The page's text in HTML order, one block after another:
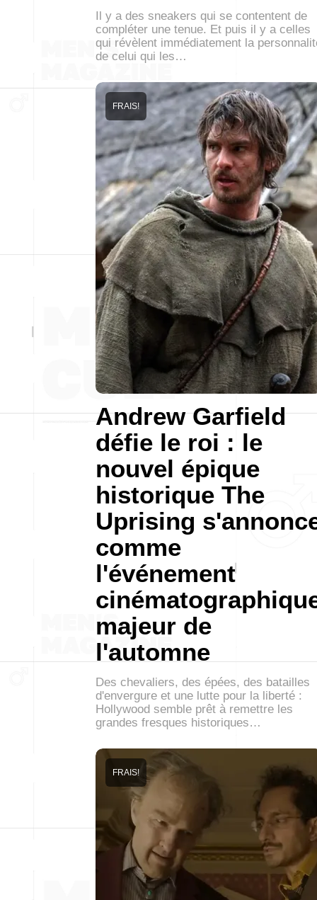
Il y a des sneakers qui se contentent de
compléter une tenue. Et puis il y a celles
qui révèlent immédiatement la
de celui qui les…
Andrew Garfield
défie le roi : le
nouvel épique
historique The
Uprising
comme
l'événement
majeur de
l'automne
FRAIS!
Des chevaliers, des épées, des batailles
d'envergure et une lutte pour la liberté :
Hollywood semble prêt à remettre les
grandes fresques historiques…
FRAIS!